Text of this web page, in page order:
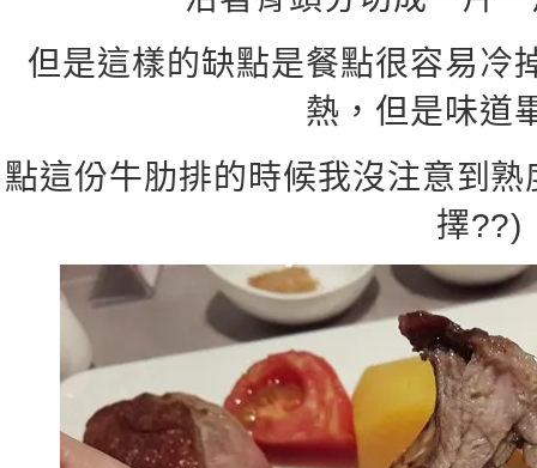
但是這樣的缺點是餐點很容易冷
熱，但是味道
點這份牛肋排的時候我沒注意到
擇??)